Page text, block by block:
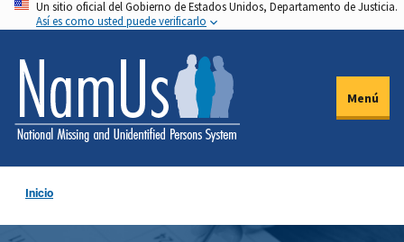
Pasar
al
contenido
principal
Un sitio oficial del Gobierno de Estados Unidos, Departamento de Justicia.
Así es como usted puede verificarlo
Menú
Inicio